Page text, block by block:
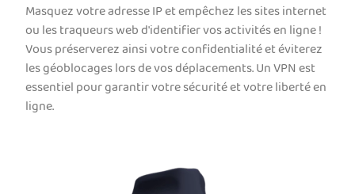
Masquez votre adresse IP et empêchez les sites internet
ou les traqueurs web d'identifier vos activités en ligne !
Vous préserverez ainsi votre confidentialité et éviterez
les géoblocages lors de vos déplacements. Un VPN est
essentiel pour garantir votre sécurité et votre liberté en
ligne.